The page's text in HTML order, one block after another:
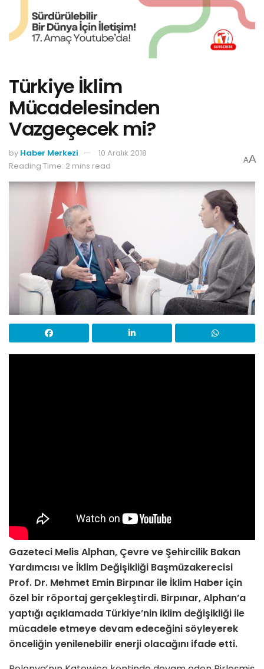
Türkiye İklim
Mücadelesinden
Vazgeçecek mi?
by Haber Merkezi
10 Aralık 2018
Reading Time: 2 mins read
AA
Gazeteci Melis Alphan, Çevre ve Şehircilik Bakan
Yardımcısı ve İklim Değişikliği Başmüzakerecisi
Prof. Dr. Mehmet Emin Birpınar ile İklim Haber için
özel bir röportaj gerçekleştirdi. Birpınar, Alphan’a
yaptığı açıklamada Türkiye’nin iklim değişikliği ile
mücadele etmeye devam edeceğini söyleyerek
önceliğin yenilenebilir enerji olacağını ifade etti.